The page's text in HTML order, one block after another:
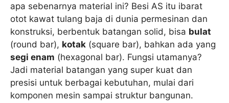
apa sebenarnya material ini? Besi AS itu ibarat
otot kawat tulang baja di dunia permesinan dan
konstruksi, berbentuk batangan solid, bisa bulat
(round bar), kotak (square bar), bahkan ada yang
segi enam (hexagonal bar). Fungsi utamanya?
Jadi material batangan yang super kuat dan
presisi untuk berbagai kebutuhan, mulai dari
komponen mesin sampai struktur bangunan.